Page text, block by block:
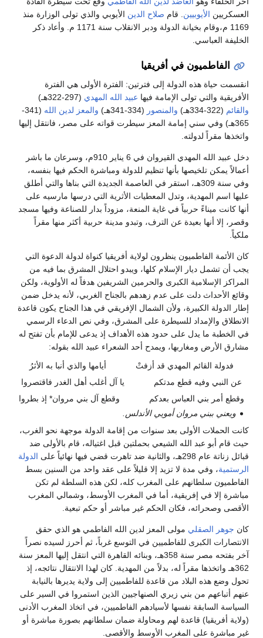
العسكريين الأيوبيين. قام صلاح الدين الأيوبي والذي تولى الوزارة منذ
1169 م،وقام بخيانة الدولة ودبر الانقلاب سنة 1171 م. وأعاد ذكر
الخليفة العباسي.
الفاطميون في أفريقيا
انقسمت حياة هذه الدولة إلى فترتين: الفترة الأولى هي الفترة
الأفريقية والتي تولى الإمامة فيها عبيد الله المهدي (297-322هـ)
والقائم (322-334هـ) والمنصور (334-341هـ) والمعز لدين الله
(341-
365هـ) وفي سني إمامة المعز سيطرت قواته على مصر، فانتقل إليها
واتخذها مقراً لدولته.
دخل عبيد الله المهدي القيروان في 6 يناير 910م، وسرعان ما باشر
أعمالاً يمكن تلخيصها بأنها تنظيم للدولة ومباشرة الحكم فيها بنفسه،
وفي سنة 309هـ، استقر في العاصمة الجديدة التي بناها والتي أطلق
عليها اسم المهدية، وتدل المعطيات الأثرية التي درسها مارسيه على
أنها كانت ميناءً حربياً في غاية المنعة، مزوداً بدار للصناعة وفيها مسجد
وقصر، إلا أنها بعيدة عن الترف، وتبدو مدينة حربية أكثر منها مقراً
ملكياً.
كان الأئمة الفاطميون ينظرون لولاية أفريقيا كنواة لدولة الدعوة التي
يجب أن تشمل ديار الإسلام كلها، ويبدو احتلال المشرق بما فيه من
المراكز الإسلامية الكبرى والحرمين الشريفين هدفاً له الأولوية، ولكن
وقائع الأحداث دلت على عدم زهدهم بالجناح الغربي، لأنه يدخل ضمن
إطار الدولة الكبيرة، ولأن الشمال الإفريقي في هذا الجناح يكون قاعدة
الانطلاق والإمداد للسيطرة على المشرق، وفي نص الدعاء الرسمي
في الخطبة ما يدل على حدود هذه الأهداف إذ يدعى للإمام بأن تفتح له
مشارق الأرض ومغاربها، ويمدح أحد الشعراء عبيد الله بقوله:
فدولة القائم المهدي قد أزفتْ
أيامها والذي أنبا به الأثرُ
عن النبي وفيه قطع مدتكم
يا آل أغلب أهل الغدر فاقتصروا
وقطع أمر بني العباس بعدكم
وقطع آل بني مروان* إذ بطروا
ويعني ببني مروان أمويي الأندلس.
كانت الحملات الأولى بعد سنوات من إقامة الدولة موجهة نحو الغرب،
حيث قام أبو عبد الله الشيعي بحملتين قبل اغتياله، قام بالأولى ضد
قبائل زناتة عام 298هـ، والثانية ضد تاهرت قضي فيها نهائياً على
الدولة
الرستمية، وفي مدة لا تزيد إلا قليلاً على عقد واحد من السنين بسط
الفاطميون سلطانهم على المغرب كله، لكن هذه السلطة لم تكن
مباشرة إلا في إفريقية، أما في المغرب الأوسط، وشمالي المغرب
الأقصى وصحرائه، فكان الحكم غير مباشر أو حكم تبعية.
كان جوهر الصقلي مولى المعز لدين الله الفاطمي هو الذي حقق
الانتصارات الكبرى للفاطميين في التوسع غرباً، ثم أحرز لسيده نصراً
آخر بفتحه مصر سنة 358هـ، وبنائه القاهرة التي انتقل إليها المعز سنة
362هـ واتخذها مقراً له، بدلاً من المهدية. كان لهذا الانتقال نتائجه، إذ
تحول وضع هذه البلاد من قاعدة للفاطميين إلى ولاية يديرها بالنيابة
عنهم أتباعهم من بني زيري الصنهاجيين الذين استمروا في السير على
السياسة السابقة نفسها لأسيادهم الفاطميين، في اتخاذ المغرب الأدنى
(ولاية أفريقيا) قاعدة لهم ومحاولة ضمان سلطانهم بصورة مباشرة أو
غير مباشرة على المغرب الأوسط والأقصى.